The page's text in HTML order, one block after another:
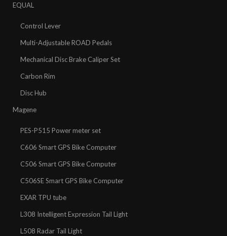
EQUAL
Control Lever
Multi-Adjustable ROAD Pedals
Mechanical Disc Brake Caliper Set
Carbon Rim
Disc Hub
Magene
PES-P515 Power meter set
C606 Smart GPS Bike Computer
C506 Smart GPS Bike Computer
C506SE Smart GPS Bike Computer
EXAR TPU tube
L308 Intelligent Expression Tail Light
L508 Radar Tail Light